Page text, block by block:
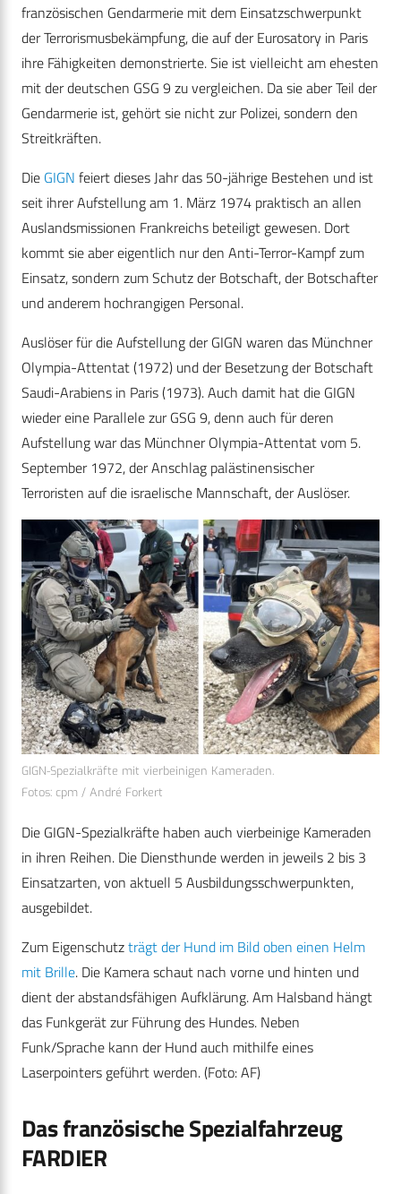
französischen Gendarmerie mit dem Einsatzschwerpunkt
der Terrorismusbekämpfung, die auf der Eurosatory in Paris
ihre Fähigkeiten demonstrierte. Sie ist vielleicht am ehesten
mit der deutschen GSG 9 zu vergleichen. Da sie aber Teil der
Gendarmerie ist, gehört sie nicht zur Polizei, sondern den
Streitkräften.
Die GIGN feiert dieses Jahr das 50-jährige Bestehen und ist
seit ihrer Aufstellung am 1. März 1974 praktisch an allen
Auslandsmissionen Frankreichs beteiligt gewesen. Dort
kommt sie aber eigentlich nur den Anti-Terror-Kampf zum
Einsatz, sondern zum Schutz der Botschaft, der Botschafter
und anderem hochrangigen Personal.
Auslöser für die Aufstellung der GIGN waren das Münchner
Olympia-Attentat (1972) und der Besetzung der Botschaft
Saudi-Arabiens in Paris (1973). Auch damit hat die GIGN
wieder eine Parallele zur GSG 9, denn auch für deren
Aufstellung war das Münchner Olympia-Attentat vom 5.
September 1972, der Anschlag palästinensischer
Terroristen auf die israelische Mannschaft, der Auslöser.
GIGN-Spezialkräfte mit vierbeinigen Kameraden.
Fotos: cpm / André Forkert
Die GIGN-Spezialkräfte haben auch vierbeinige Kameraden
in ihren Reihen. Die Diensthunde werden in jeweils 2 bis 3
Einsatzarten, von aktuell 5 Ausbildungsschwerpunkten,
ausgebildet.
Zum Eigenschutzträgt der Hund im Bild oben einen Helm
mit Brille. Die Kamera schaut nach vorne und hinten und
dient der abstandsfähigen Aufklärung. Am Halsband hängt
das Funkgerät zur Führung des Hundes. Neben
Funk/Sprache kann der Hund auch mithilfe eines
Laserpointers geführt werden. (Foto: AF)
Das französische Spezialfahrzeug
FARDIER